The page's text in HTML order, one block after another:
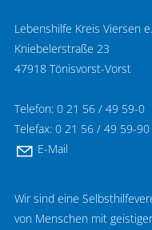
Lebenshilfe Kreis Viersen
Kniebelerstraße 23
47918 Tönisvorst-Vorst
Telefon: 0 21 56 / 49 59-0
Telefax: 0 21 56 / 49 59-90
E-Mail
Wir sind eine
von Menschen mit